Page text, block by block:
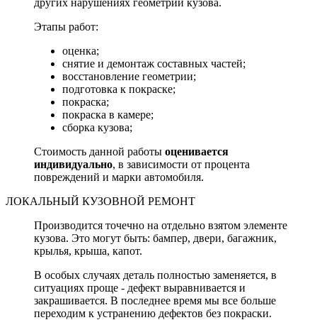
Этапы работ:
оценка;
снятие и демонтаж составных частей;
восстановление геометрии;
подготовка к покраске;
покраска;
покраска в камере;
сборка кузова;
Стоимость данной работы оценивается
индивидуально, в зависимости от процента
повреждений и марки автомобиля.
ЛОКАЛЬНЫЙ КУЗОВНОЙ РЕМОНТ
Производится точечно на отдельно взятом элементе
кузова. Это могут быть: бампер, двери, багажник,
крылья, крыша, капот.
В особых случаях деталь полностью заменяется, в
ситуациях проще - дефект выравнивается и
закрашивается. В последнее время мы все больше
переходим к устранению дефектов без покраски.